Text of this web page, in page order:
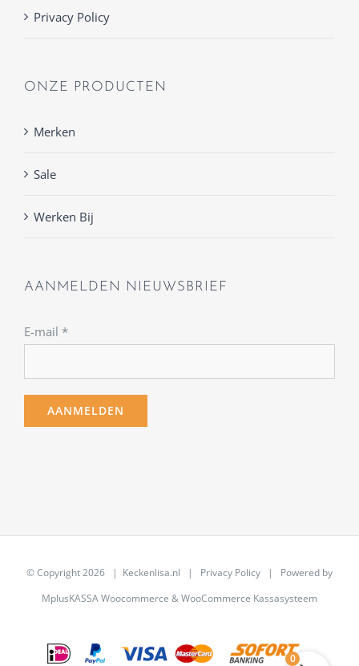
Privacy Policy
ONZE PRODUCTEN
Merken
Sale
Werken Bij
AANMELDEN NIEUWSBRIEF
E-mail *
© Copyright2026 | Keckenlisa.nl | Privacy Policy | Powered by
MplusKASSA Woocommerce &WooCommerce Kassasysteem
0